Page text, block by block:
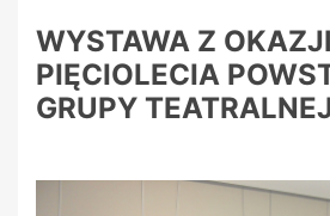
WYSTAWA Z OKAZJI
PIĘCIOLECIA
GRUPY